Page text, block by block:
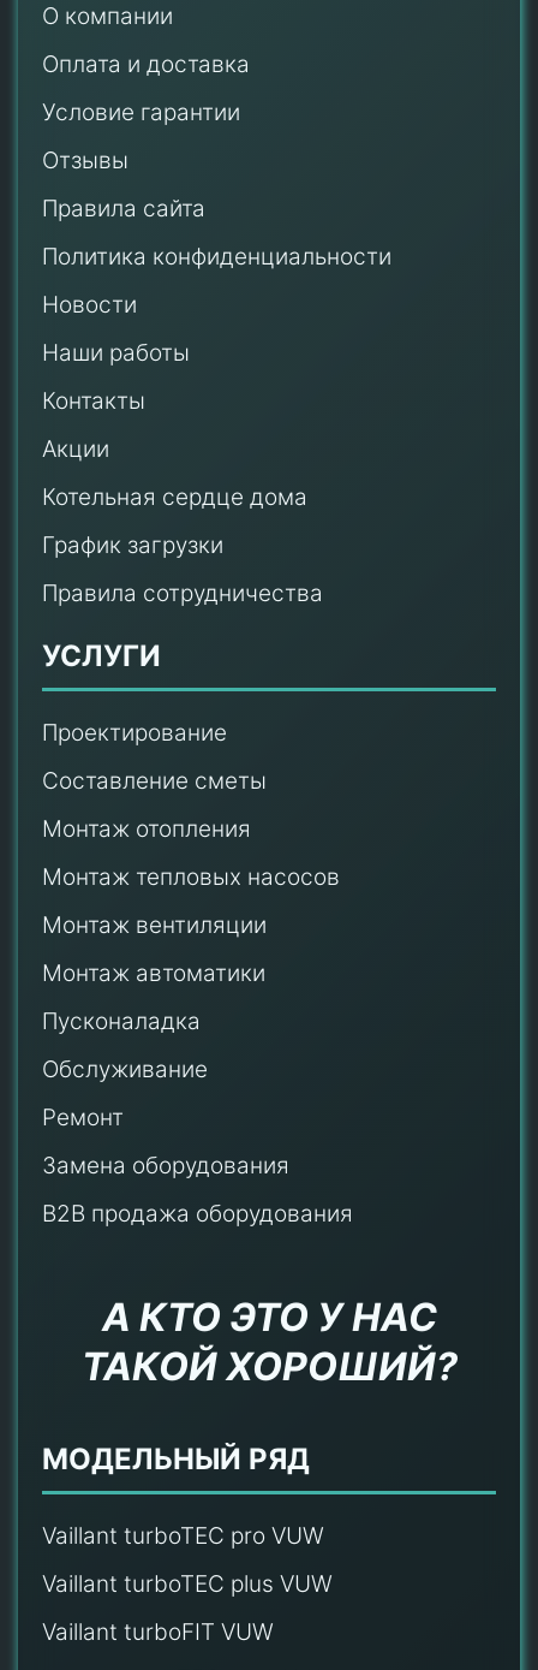
О компании
Оплата и доставка
Условие гарантии
Отзывы
Правила сайта
Политика конфиденциальности
Новости
Наши работы
Контакты
Акции
Котельная сердце дома
График загрузки
Правила сотрудничества
УСЛУГИ
Проектирование
Составление сметы
Монтаж отопления
Монтаж тепловых насосов
Монтаж вентиляции
Монтаж автоматики
Пусконаладка
Обслуживание
Ремонт
Замена оборудования
B2B продажа оборудования
А КТО ЭТО У НАС
ТАКОЙ ХОРОШИЙ?
МОДЕЛЬНЫЙ РЯД
Vaillant turboTEC pro VUW
Vaillant turboTEC plus VUW
Vaillant turboFIT VUW